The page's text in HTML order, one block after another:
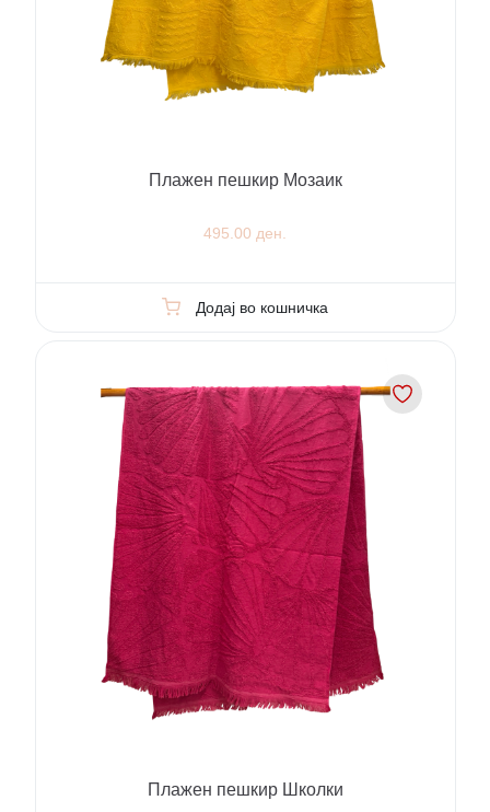
Плажен пешкир Мозаик
495.00 ден.
Додај во кошничка
Плажен пешкир Школки